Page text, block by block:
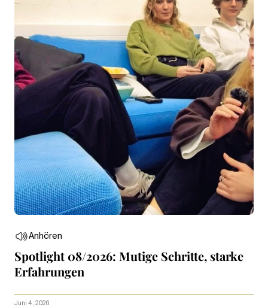
Anhören
Spotlight 08/2026: Mutige Schritte, starke
Erfahrungen
Juni 4, 2026